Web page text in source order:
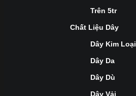
Trên 5tr
Chất Liệu Dây
Dây Kim Loại
Dây Da
Dây Dù
Dây Vải